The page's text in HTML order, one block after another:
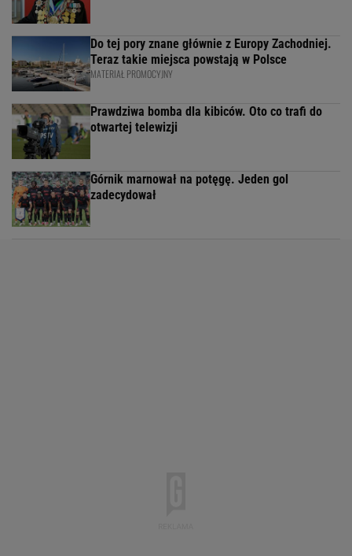
Do tej pory znane głównie z Europy Zachodniej.
Teraz takie miejsca powstają w Polsce
MATERIAŁ PROMOCYJNY
Prawdziwa bomba dla kibiców. Oto co trafi do
otwartej telewizji
Górnik marnował na potęgę. Jeden gol
zadecydował